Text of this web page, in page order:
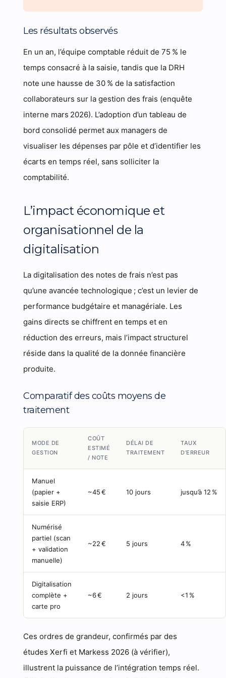
Les résultats observés
En un an, l’équipe comptable réduit de 75 % le
temps consacré à la saisie, tandis que la DRH
note une hausse de 30 % de la satisfaction
collaborateurs sur la gestion des frais (enquête
interne mars 2026). L’adoption d’un tableau de
bord consolidé permet aux managers de
visualiser les dépenses par pôle et d’identifier les
écarts en temps réel, sans solliciter la
comptabilité.
L’impact économique et
organisationnel de la
digitalisation
La digitalisation des notes de frais n’est pas
qu’une avancée technologique ; c’est un levier de
performance budgétaire et managériale. Les
gains directs se chiffrent en temps et en
réduction des erreurs, mais l’impact structurel
réside dans la qualité de la donnée financière
produite.
Comparatif des coûts moyens de
traitement
MODE DE
GESTION
COÛT
ESTIMÉ
/ NOTE
DÉLAI DE
TRAITEMENT
TAUX
D’ERREUR
Manuel
(papier +
saisie ERP)
~45 € 10 jours jusqu’à 12 %
Numérisé
partiel (scan
+ validation
manuelle)
~22 € 5 jours 4 %
Digitalisation
complète +
carte pro
~6 € 2 jours <1 %
Ces ordres de grandeur, confirmés par des
études Xerfi et Markess 2026 (à vérifier),
illustrent la puissance de l’intégration temps réel.